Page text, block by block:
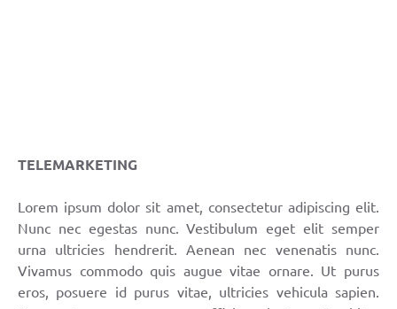
TELEMARKETING
Lorem ipsum dolor sit amet, consectetur adipiscing elit.
Nunc nec egestas nunc. Vestibulum eget elit semper
urna ultricies hendrerit. Aenean nec venenatis nunc.
Vivamus commodo quis augue vitae ornare. Ut purus
eros, posuere id purus vitae, ultricies vehicula sapien.